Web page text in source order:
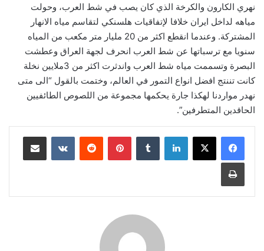
نهري الكارون والكرخة الذي كان يصب في شط العرب، وحولت
مياهه لداخل ايران خلافا لإتفاقيات هلسنكي لتقاسم مياه الانهار
المشتركة. وعندما انقطع اكثر من 20 مليار متر مكعب من المياه
سنويا مع ترسباتها عن شط العرب انحرف لجهة العراق وعطشت
البصرة وتسممت مياه شط العرب واندثرت اكثر من 3ملايين نخلة
كانت تننتج افضل انواع التمور في العالم، وختمت بالقول “الى متى
نهدر مواردنا لهكذا جارة يحكمها مجموعة من اللصوص الطائفيين
الحاقدين المتطرفين”.
لينكدإن بينتيريست مشاركة عبر البريد
طباعة